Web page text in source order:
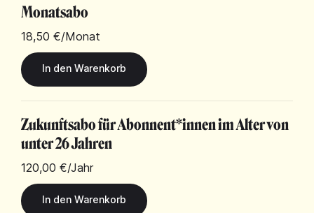
Monatsabo
18,50 €/Monat
Zukunftsabo für Abonnent*innen im Alter von
unter 26 Jahren
120,00 €/Jahr